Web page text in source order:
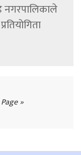
नगरपालिकाले
»